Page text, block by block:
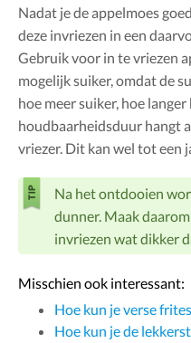
Nadat je de appelmoes
deze invriezen in een
Gebruik voor in te vriezen
mogelijk suiker, omdat de
hoe meer suiker, hoe
houdbaarheidsduur hangt
vriezer. Dit kan wel tot een
Na het ontdooien
dunner. Maak
invriezen wat dikker
Misschien ook interessant:
Hoe kun je verse
Hoe kun je de